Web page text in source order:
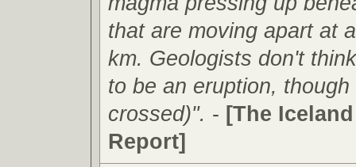
that are moving apart at
km. Geologists don't
to be an eruption,
crossed)". - [The
Report]